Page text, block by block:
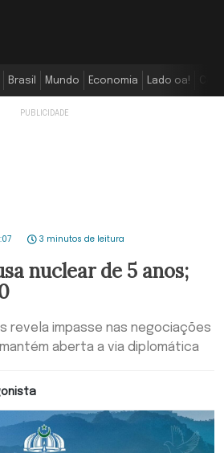
Brasil Mundo Economia Lado oa!
3 minutos de leitura
nuclear de 5 anos;
revela impasse nas negociações
aberta a via diplomática